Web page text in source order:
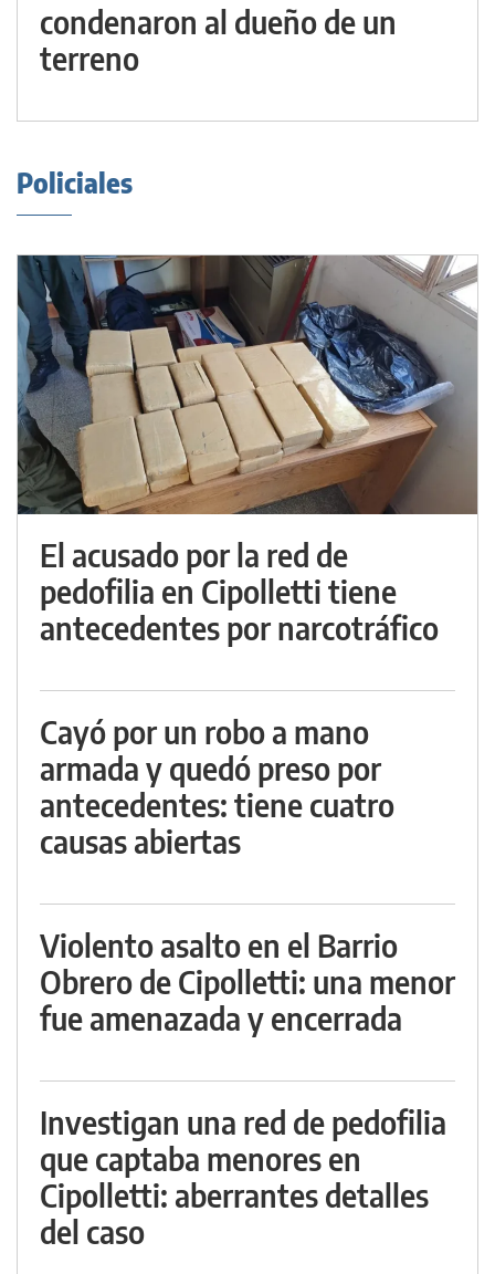
condenaron al dueño de un
terreno
Policiales
El acusado por la red de
pedofilia en Cipolletti tiene
antecedentes por narcotráfico
Cayó por un robo a mano
armada y quedó preso por
antecedentes: tiene cuatro
causas abiertas
Violento asalto en el Barrio
Obrero de Cipolletti: una menor
fue amenazada y encerrada
Investigan una red de pedofilia
que captaba menores en
Cipolletti: aberrantes detalles
del caso